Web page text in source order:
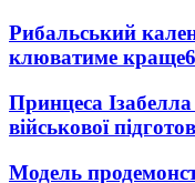
Рибальський
клюватиме краще
Принцеса
військової
Модель